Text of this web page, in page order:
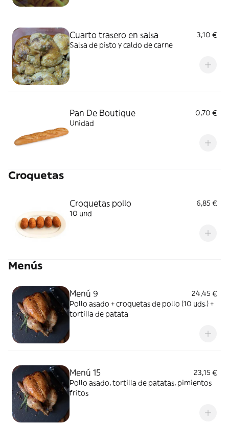
Cuarto trasero en salsa
3,10 €
Salsa de pisto y caldo de carne
Pan De Boutique
0,70 €
Unidad
Croquetas
Croquetas pollo
6,85 €
10 und
Menús
Menú 9
24,45 €
Pollo asado + croquetas de pollo (10 uds.) +
tortilla de patata
Menú 15
23,15 €
Pollo asado, tortilla de patatas, pimientos
fritos